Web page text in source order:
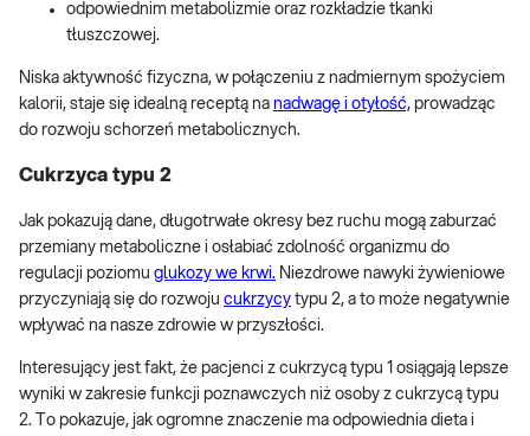
odpowiednim metabolizmie oraz rozkładzie tkanki
tłuszczowej.
Niska aktywność fizyczna, w połączeniu z nadmiernym spożyciem
kalorii, staje się idealną receptą na nadwagę i otyłość, prowadząc
do rozwoju schorzeń metabolicznych.
Cukrzyca typu 2
Jak pokazują dane, długotrwałe okresy bez ruchu mogą zaburzać
przemiany metaboliczne i osłabiać zdolność organizmu do
regulacji poziomu glukozy we krwi. Niezdrowe nawyki żywieniowe
przyczyniają się do rozwoju cukrzycy typu 2, a to może negatywnie
wpływać na nasze zdrowie w przyszłości.
Interesujący jest fakt, że pacjenci z cukrzycą typu 1 osiągają lepsze
wyniki w zakresie funkcji poznawczych niż osoby z cukrzycą typu
2. To pokazuje, jak ogromne znaczenie ma odpowiednia dieta i